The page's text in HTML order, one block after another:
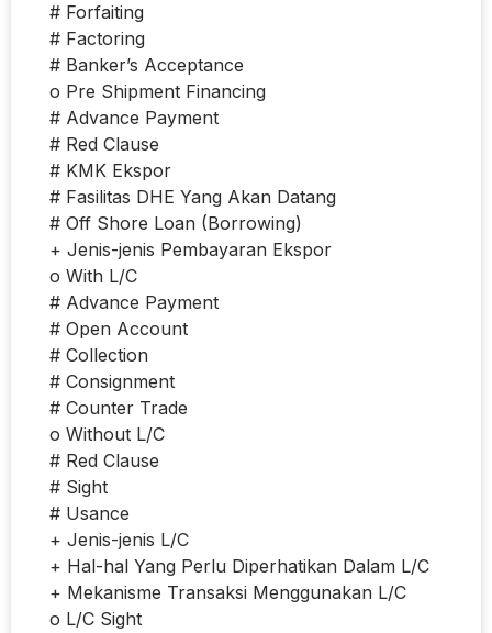
# Forfaiting
# Factoring
# Banker’s Acceptance
o Pre Shipment Financing
# Advance Payment
# Red Clause
# KMK Ekspor
# Fasilitas DHE Yang Akan Datang
# Off Shore Loan (Borrowing)
+ Jenis-jenis Pembayaran Ekspor
o With L/C
# Advance Payment
# Open Account
# Collection
# Consignment
# Counter Trade
o Without L/C
# Red Clause
# Sight
# Usance
+ Jenis-jenis L/C
+ Hal-hal Yang Perlu Diperhatikan Dalam L/C
+ Mekanisme Transaksi Menggunakan L/C
o L/C Sight